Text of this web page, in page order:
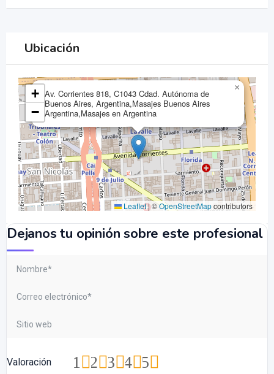
Ubicación
Av. Corrientes 818, C1043 Cdad. Autónoma de
Buenos Aires, Argentina,Masajes Buenos Aires
Argentina,Masajes en Argentina
×
+
−
Leaflet|©OpenStreetMapcontributors
Dejanos tu opinión sobre este profesional
Valoración 5
4
3
2
1